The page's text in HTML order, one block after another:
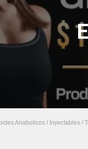
Anabolicos / Inyectables /